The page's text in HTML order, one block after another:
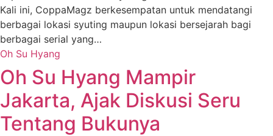
Kali ini, CoppaMagz berkesempatan untuk mendatangi
berbagai lokasi syuting maupun lokasi bersejarah bagi
berbagai serial yang…
Oh Su Hyang
Oh Su Hyang Mampir
Jakarta, Ajak Diskusi Seru
Tentang Bukunya